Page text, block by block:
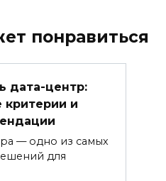
понравиться
дата-центр:
и
— одно из самых
для